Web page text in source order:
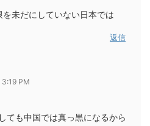
未だにしていない日本では
返信
PM
ても中国では真っ黒になるから